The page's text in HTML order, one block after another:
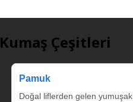
Kumaş Çeşitleri
Pamuk
Doğal liflerden gelen yumuşak